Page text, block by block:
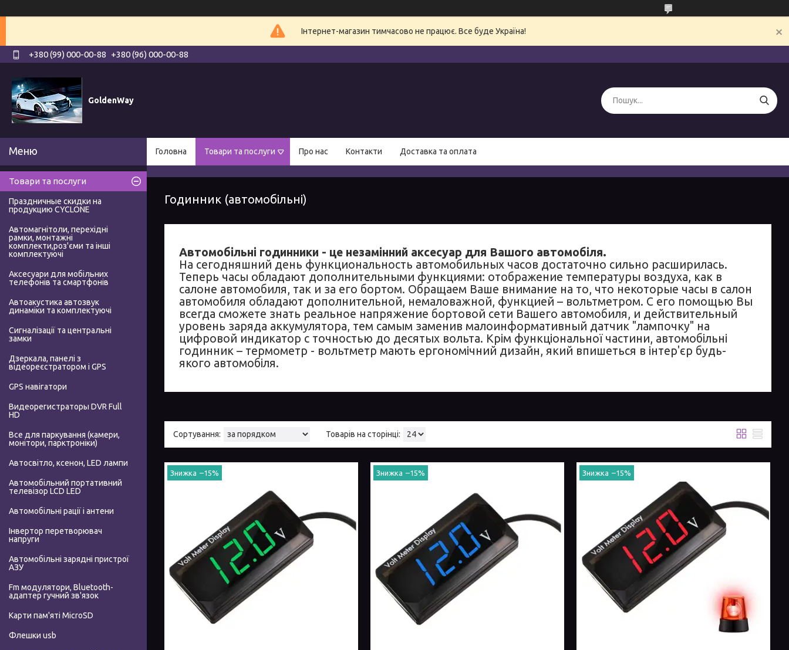
Інтернет-магазин тимчасово не працює. Все буде Україна!
+380 (99) 000-00-88 +380 (96) 000-00-88
GoldenWay
Головна Товари та послуги Про нас Контакти Доставка та оплата
Годинник (автомобільні)
Автомобільні годинники - це незамінний аксесуар для Вашого автомобіля.
На сегодняшний день функциональность автомобильных часов достаточно сильно расширилась.
Теперь часы обладают дополнительными функциями: отображение температуры воздуха, как в
салоне автомобиля, так и за его бортом. Обращаем Ваше внимание на то, что некоторые часы в салон
автомобиля обладают дополнительной, немаловажной, функцией – вольтметром. С его помощью Вы
всегда сможете знать реальное напряжение бортовой сети Вашего автомобиля, и действительный
уровень заряда аккумулятора, тем самым заменив малоинформативный датчик "лампочку" на
цифровой индикатор с точностью до десятых вольта. Крім функціональної частини, автомобільні
годинник – термометр - вольтметр мають ергономічний дизайн, який впишеться в інтер'єр будь-
якого автомобіля.
–15% –15% –15%
Товари та послуги
Праздничные скидки на
продукцию CYCLONE
Автомагнітоли, перехідні
рамки, монтажні
комплекти,роз'єми та інші
комплектуючі
Аксесуари для мобільних
телефонів та смартфонів
Автоакустика автозвук
динаміки та комплектуючі
Сигналізації та центральні
замки
Дзеркала, панелі з
відеореєстратором і GPS
GPS навігатори
Видеорегистраторы DVR Full
HD
Все для паркування (камери,
монітори, парктроніки)
Автосвітло, ксенон, LED лампи
Автомобільний портативний
телевізор LCD LED
Автомобільні рації і антени
Інвертор перетворювач
напруги
Автомобільні зарядні пристрої
АЗУ
Fm модулятори, Bluetooth-
адаптер гучний зв'язок
Карти пам'яті MicroSD
Флешки usb